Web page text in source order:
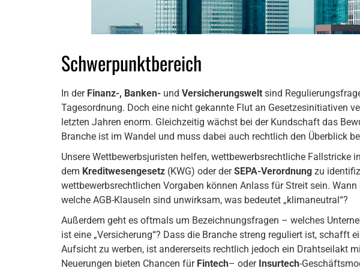
Schwerpunktbereich
In der Finanz-, Banken- und Versicherungswelt sind
Tagesordnung. Doch eine nicht gekannte Flut an Gesetzesinitiativen
letzten Jahren enorm. Gleichzeitig wächst bei der Kundschaft das
Branche ist im Wandel und muss dabei auch rechtlich den Überblick
Unsere Wettbewerbsjuristen helfen, wettbewerbsrechtliche Fallstricke
dem Kreditwesengesetz (KWG) oder derSEPA-Verordnung zu
wettbewerbsrechtlichen Vorgaben können Anlass für Streit sein. Wann
welche AGB-Klauseln sind unwirksam, was bedeutet „klimaneutral“?
Außerdem geht es oftmals um Bezeichnungsfragen – welches
ist eine „Versicherung“? Dass die Branche streng reguliert ist, schafft
Aufsicht zu werben, ist andererseits rechtlich jedoch ein Drahtseilakt
Neuerungen bieten Chancen für Fintech– oder Insurtech-